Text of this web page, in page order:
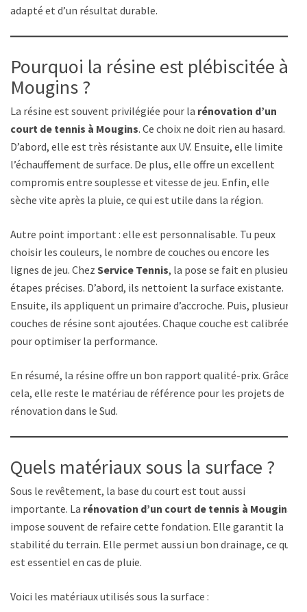
adapté et d’un résultat durable.
Pourquoi la résine est plébiscitée à
Mougins ?
La résine est souvent privilégiée pour la rénovation d’un
court de tennis à Mougins. Ce choix ne doit rien au hasard.
D’abord, elle est très résistante aux UV. Ensuite, elle limite
l’échauffement de surface. De plus, elle offre un excellent
compromis entre souplesse et vitesse de jeu. Enfin, elle
sèche vite après la pluie, ce qui est utile dans la région.
Autre point important : elle est personnalisable. Tu peux
choisir les couleurs, le nombre de couches ou encore les
lignes de jeu. Chez Service Tennis, la pose se fait en plusieurs
étapes précises. D’abord, ils nettoient la surface existante.
Ensuite, ils appliquent un primaire d’accroche. Puis, plusieurs
couches de résine sont ajoutées. Chaque couche est calibrée
pour optimiser la performance.
En résumé, la résine offre un bon rapport qualité-prix. Grâce à
cela, elle reste le matériau de référence pour les projets de
rénovation dans le Sud.
Quels matériaux sous la surface ?
Sous le revêtement, la base du court est tout aussi
importante. La rénovation d’un court de tennis à Mougins
impose souvent de refaire cette fondation. Elle garantit la
stabilité du terrain. Elle permet aussi un bon drainage, ce qui
est essentiel en cas de pluie.
Voici les matériaux utilisés sous la surface :